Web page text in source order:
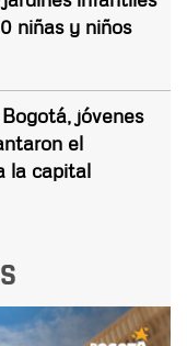
niñas y niños
jóvenes
el
la capital